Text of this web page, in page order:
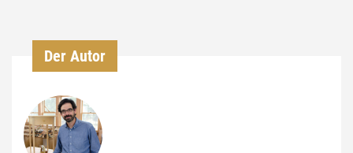
Der Autor